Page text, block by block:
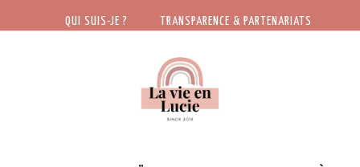
QUI SUIS-JE ? TRANSPARENCE & PARTENARIATS